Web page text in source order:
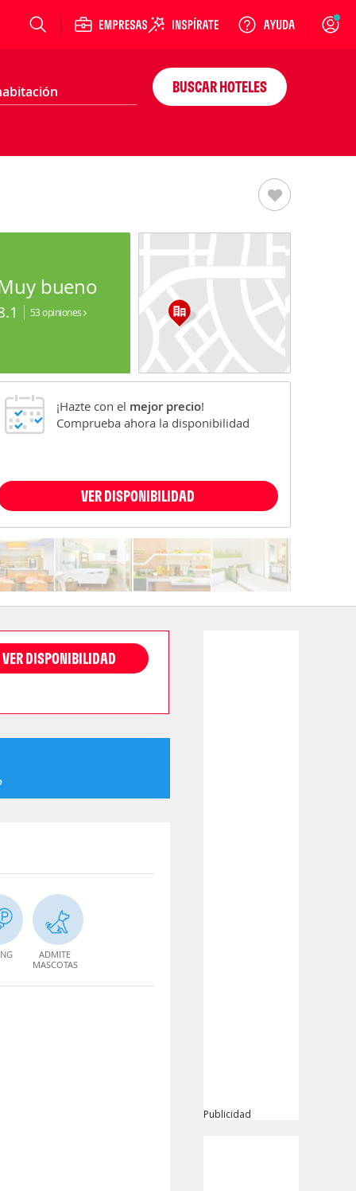
Login
BUSCAR HOTELES
bueno
53 opiniones
¡Hazte con el mejor precio!
Comprueba ahora la disponibilidad
VER DISPONIBILIDAD
VER DISPONIBILIDAD
ADMITE
MASCOTAS
Publicidad